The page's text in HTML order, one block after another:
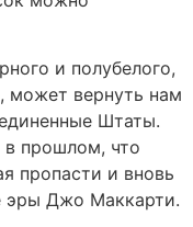
и полубелого,
может вернуть нам
Штаты.
в прошлом, что
пропасти и вновь
эры Джо Маккарти.